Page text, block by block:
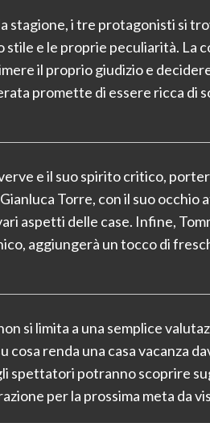
stagione, i tre protagonisti si
stile e le proprie peculiarità. La
il proprio giudizio e
promette di essere ricca di
e il suo spirito critico,
Torre, con il suo occhio
aspetti delle case. Infine,
aggiungerà un tocco di
si limita a una semplice
cosa renda una casa vacanza
spettatori potranno scoprire
per la prossima meta da